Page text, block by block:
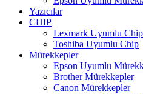
Yazıcılar
CHIP
Lexmark Uyumlu Chip
Toshiba Uyumlu Chip
Mürekkepler
Epson Uyumlu
Brother Mürekkepler
Canon Mürekkepler